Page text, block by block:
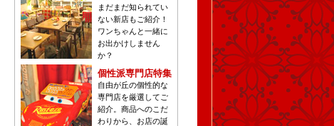
まだまだ知られてい
ない新店もご紹介！
ワンちゃんと一緒に
お出かけしません
か？
個性派専門店特集
自由が丘の個性的な
専門店を厳選してご
紹介。商品へのこだ
わりから、お店の誕